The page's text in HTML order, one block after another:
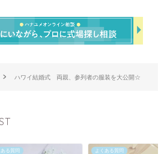
ハワイ結婚式 両親、参列者の服装を大公開☆
ある質問 よくある質問